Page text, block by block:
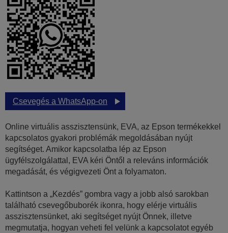
Csevegés a WhatsApp-on
Online virtuális asszisztensünk, EVA, az Epson termékekkel
kapcsolatos gyakori problémák megoldásában nyújt
segítséget. Amikor kapcsolatba lép az Epson
ügyfélszolgálattal, EVA kéri Öntől a releváns információk
megadását, és végigvezeti Önt a folyamaton.
Kattintson a „Kezdés” gombra vagy a jobb alsó sarokban
található csevegőbuborék ikonra, hogy elérje virtuális
asszisztensünket, aki segítséget nyújt Önnek, illetve
megmutatja, hogyan veheti fel velünk a kapcsolatot egyéb